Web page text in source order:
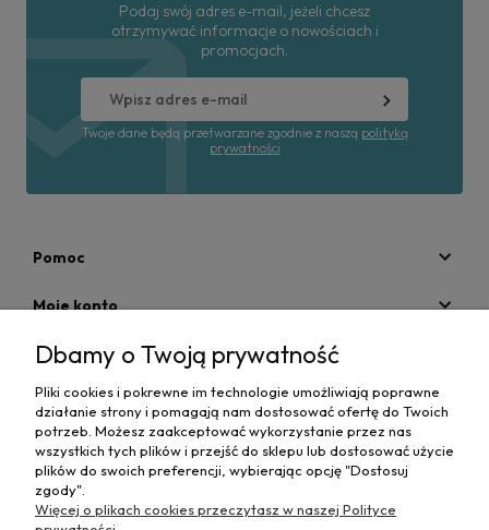
Podaj swój adres e-mail, jeżeli chcesz
otrzymywać informacje o nowościach i
promocjach.
Twoje dane będą przetwarzane zgodnie z naszą polityką
prywatności
Pomoc
Moje konto
Płatności i dostawa
Informacje
O nas
Dbamy o Twoją prywatność
Pliki cookies i pokrewne im technologie umożliwiają poprawne
działanie strony i pomagają nam dostosować ofertę do Twoich
potrzeb. Możesz zaakceptować wykorzystanie przez nas
wszystkich tych plików i przejść do sklepu lub dostosować użycie
plików do swoich preferencji, wybierając opcję "Dostosuj
zgody".
Więcej o plikach cookies przeczytasz w naszej Polityce